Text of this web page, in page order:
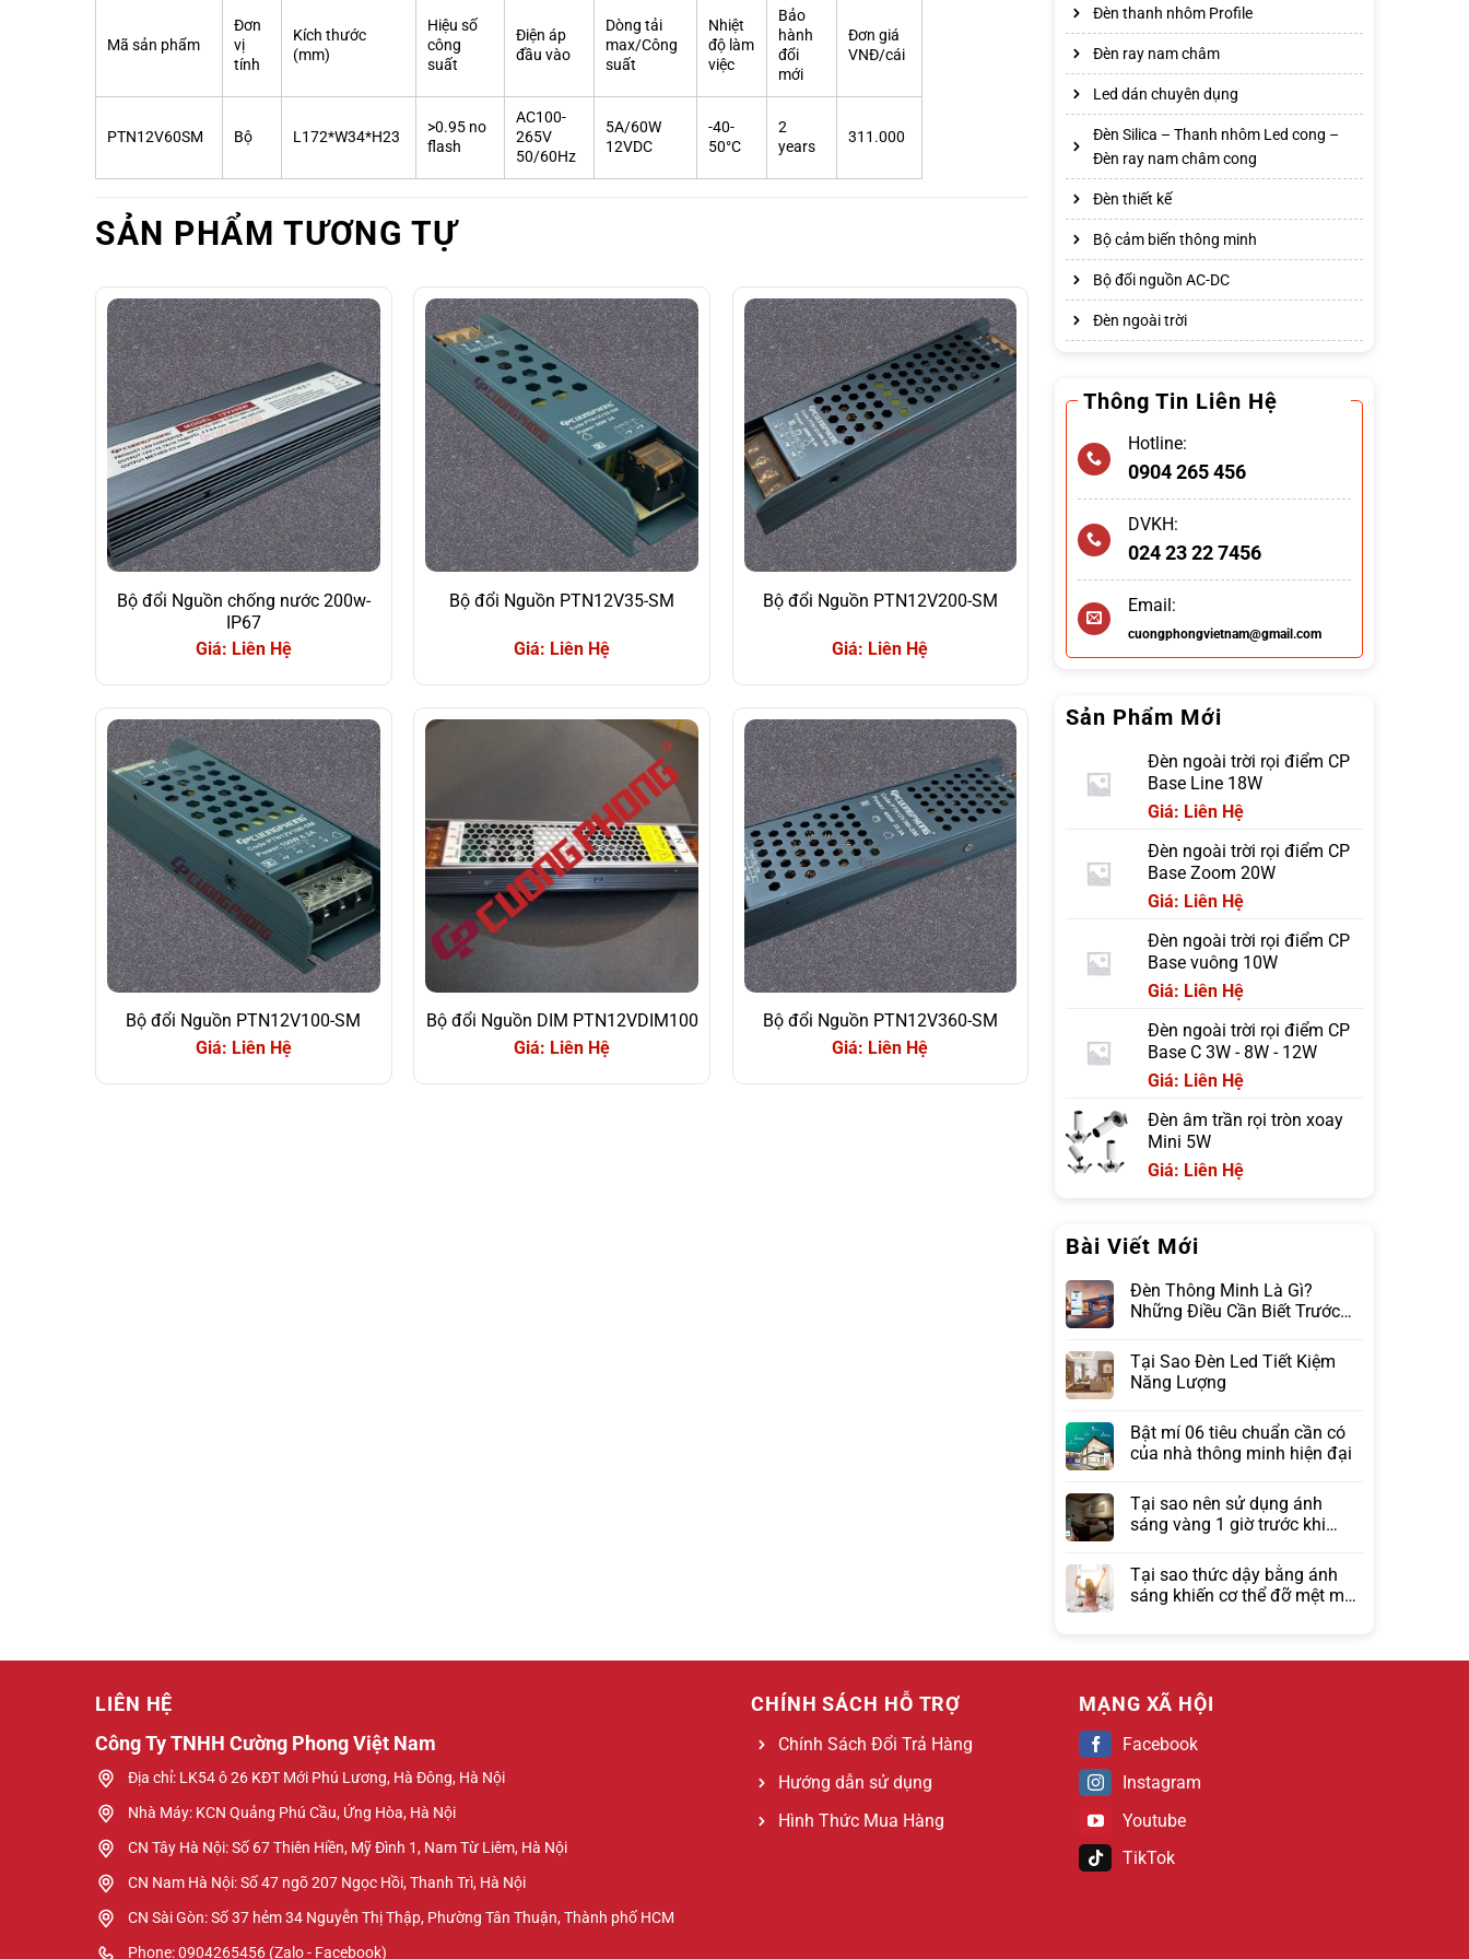
Mã sản phẩm
Đơn
vị
tính
Kích thước
(mm)
Hiệu số
công
suất
Điện áp
đầu vào
Dòng tải
max/Công
suất
Nhiệt
độ làm
việc
Bảo
hành
đổi
mới
Đơn giá
VNĐ/cái
PTN12V60SM Bộ L172*W34*H23
>0.95 no
flash
AC100-
265V
50/60Hz
5A/60W
12VDC
-40-
50°C
2
years
311.000
SẢN PHẨM TƯƠNG TỰ
Bộ đổi Nguồn chống nước 200w-
IP67
Giá: Liên Hệ
Bộ đổi Nguồn PTN12V35-SM
Giá: Liên Hệ
Bộ đổi Nguồn PTN12V200-SM
Giá: Liên Hệ
Bộ đổi Nguồn PTN12V100-SM
Giá: Liên Hệ
Bộ đổi Nguồn DIM PTN12VDIM100
Giá: Liên Hệ
Bộ đổi Nguồn PTN12V360-SM
Giá: Liên Hệ
Đèn thanh nhôm Profile
Đèn ray nam châm
Led dán chuyên dụng
Đèn Silica – Thanh nhôm Led cong –
Đèn ray nam châm cong
Đèn thiết kế
Bộ cảm biến thông minh
Bộ đổi nguồn AC-DC
Đèn ngoài trời
Thông Tin Liên Hệ
Hotline:
0904 265 456
DVKH:
024 23 22 7456
Email:
cuongphongvietnam@gmail.com
Sản Phẩm Mới
Đèn ngoài trời rọi điểm CP
Base Line 18W
Giá: Liên Hệ
Đèn ngoài trời rọi điểm CP
Base Zoom 20W
Giá: Liên Hệ
Đèn ngoài trời rọi điểm CP
Base vuông 10W
Giá: Liên Hệ
Đèn ngoài trời rọi điểm CP
Base C 3W - 8W - 12W
Giá: Liên Hệ
Đèn âm trần rọi tròn xoay
Mini 5W
Giá: Liên Hệ
Bài Viết Mới
Đèn Thông Minh Là Gì?
Những Điều Cần Biết Trước
Tại Sao Đèn Led Tiết Kiệm
Năng Lượng
Bật mí 06 tiêu chuẩn cần có
của nhà thông minh hiện đại
Tại sao nên sử dụng ánh
sáng vàng 1 giờ trước khi
Tại sao thức dậy bằng ánh
sáng khiến cơ thể đỡ mệt mỏi
LIÊN HỆ
Công Ty TNHH Cường Phong Việt Nam
Địa chỉ: LK54 ô 26 KĐT Mới Phú Lương, Hà Đông, Hà Nội
Nhà Máy: KCN Quảng Phú Cầu, Ứng Hòa, Hà Nội
CN Tây Hà Nội: Số 67 Thiên Hiền, Mỹ Đình 1, Nam Từ Liêm, Hà Nội
CN Nam Hà Nội: Số 47 ngõ 207 Ngọc Hồi, Thanh Trì, Hà Nội
CN Sài Gòn: Số 37 hẻm 34 Nguyễn Thị Thập, Phường Tân Thuận, Thành phố HCM
Phone: 0904265456 (Zalo - Facebook)
CHÍNH SÁCH HỖ TRỢ
Chính Sách Đổi Trả Hàng
Hướng dẫn sử dụng
Hình Thức Mua Hàng
MẠNG XÃ HỘI
Facebook
Instagram
Youtube
TikTok